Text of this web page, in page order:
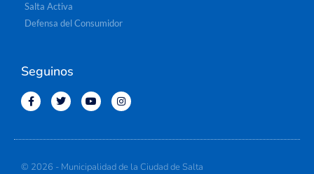
Salta Activa
Defensa del Consumidor
Seguinos
© 2026 - Municipalidad de la Ciudad de Salta